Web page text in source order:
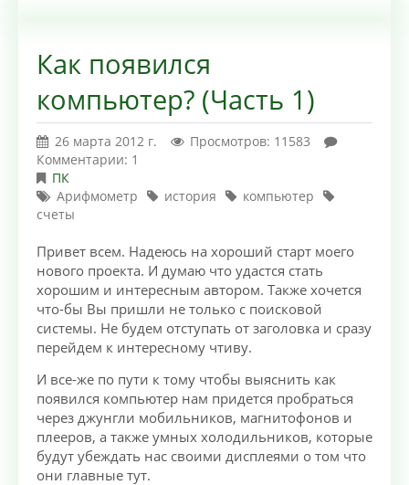
Как появился
компьютер? (Часть 1)
26 марта 2012 г.
Просмотров: 11583
Комментарии: 1
ПК
Арифмометр
история
компьютер
счеты
Привет всем. Надеюсь на хороший старт моего
нового проекта. И думаю что удастся стать
хорошим и интересным автором. Также хочется
что-бы Вы пришли не только с поисковой
системы. Не будем отступать от заголовка и сразу
перейдем к интересному чтиву.
И все-же по пути к тому чтобы выяснить как
появился компьютер нам придется пробраться
через джунгли мобильников, магнитофонов и
плееров, а также умных холодильников, которые
будут убеждать нас своими дисплеями о том что
они главные тут.